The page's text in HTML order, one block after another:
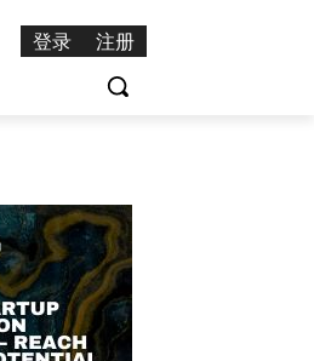
登录
注册